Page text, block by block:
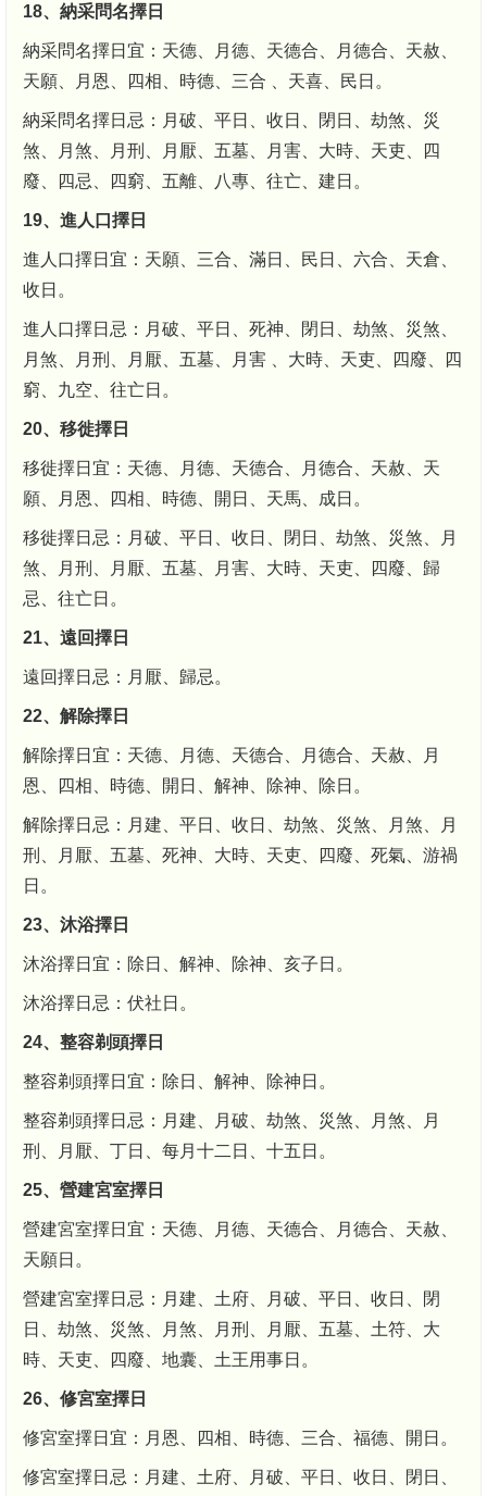
18、納采問名擇日
納采問名擇日宜：天德、月德、天德合、月德合、天赦、
天願、月恩、四相、時德、三合 、天喜、民日。
納采問名擇日忌：月破、平日、收日、閉日、劫煞、災
煞、月煞、月刑、月厭、五墓、月害、大時、天吏、四
廢、四忌、四窮、五離、八專、往亡、建日。
19、進人口擇日
進人口擇日宜：天願、三合、滿日、民日、六合、天倉、
收日。
進人口擇日忌：月破、平日、死神、閉日、劫煞、災煞、
月煞、月刑、月厭、五墓、月害 、大時、天吏、四廢、四
窮、九空、往亡日。
20、移徙擇日
移徙擇日宜：天德、月德、天德合、月德合、天赦、天
願、月恩、四相、時德、開日、天馬、成日。
移徙擇日忌：月破、平日、收日、閉日、劫煞、災煞、月
煞、月刑、月厭、五墓、月害、大時、天吏、四廢、歸
忌、往亡日。
21、遠回擇日
遠回擇日忌：月厭、歸忌。
22、解除擇日
解除擇日宜：天德、月德、天德合、月德合、天赦、月
恩、四相、時德、開日、解神、除神、除日。
解除擇日忌：月建、平日、收日、劫煞、災煞、月煞、月
刑、月厭、五墓、死神、大時、天吏、四廢、死氣、游禍
日。
23、沐浴擇日
沐浴擇日宜：除日、解神、除神、亥子日。
沐浴擇日忌：伏社日。
24、整容剃頭擇日
整容剃頭擇日宜：除日、解神、除神日。
整容剃頭擇日忌：月建、月破、劫煞、災煞、月煞、月
刑、月厭、丁日、每月十二日、十五日。
25、營建宮室擇日
營建宮室擇日宜：天德、月德、天德合、月德合、天赦、
天願日。
營建宮室擇日忌：月建、土府、月破、平日、收日、閉
日、劫煞、災煞、月煞、月刑、月厭、五墓、土符、大
時、天吏、四廢、地囊、土王用事日。
26、修宮室擇日
修宮室擇日宜：月恩、四相、時德、三合、福德、開日。
修宮室擇日忌：月建、土府、月破、平日、收日、閉日、